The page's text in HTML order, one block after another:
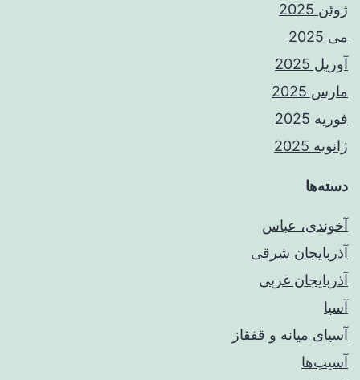
ژوئن 2025
می 2025
آوریل 2025
مارس 2025
فوریه 2025
ژانویه 2025
دسته‌ها
آخوندی، عباس
آذربایجان شرقی
آذربایجان غربی
آسیا
آسیای میانه و قفقاز
آسیب‌ها